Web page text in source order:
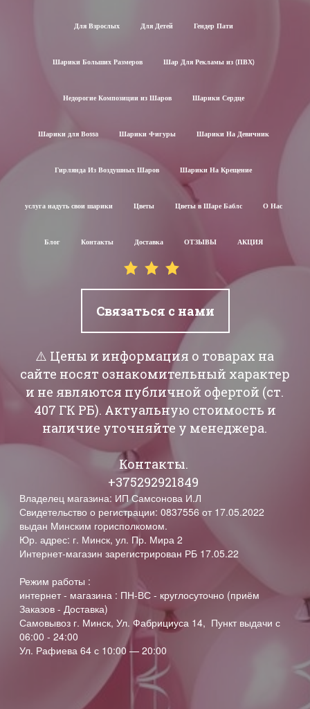
Для Взрослых Для Детей Гендер Пати
Шарики Больших Размеров Шар Для Рекламы из (ПВХ)
Недорогие Композиции из Шаров Шарики Сердце
Шарики для Воssa Шарики Фигуры Шарики На Девичник
Гирлянда Из Воздушных Шаров Шарики На Крещение
услуга надуть свои шарики Цветы Цветы в Шаре Баблс О Нас
Блог Контакты Доставка ОТЗЫВЫ АКЦИЯ
Связаться с нами
⚠️ Цены и информация о товарах на
сайте носят ознакомительный характер
и не являются публичной офертой (ст.
407 ГК РБ). Актуальную стоимость и
наличие уточняйте у менеджера.
Контакты.
+375292921849
Владелец магазина: ИП Самсонова И.Л
Свидетельство о регистрации: 0837556 от 17.05.2022
выдан Минским горисполкомом.
Юр. адрес: г. Минск, ул. Пр. Мира 2
Интернет-магазин зарегистрирован РБ 17.05.22
Режим работы :
интернет - магазина : ПН-ВС - круглосуточно (приём
Заказов - Доставка)
Самовывоз г. Минск, Ул. Фабрициуса 14, Пункт выдачи с
06:00 - 24:00
Ул. Рафиева 64 с 10:00 — 20:00